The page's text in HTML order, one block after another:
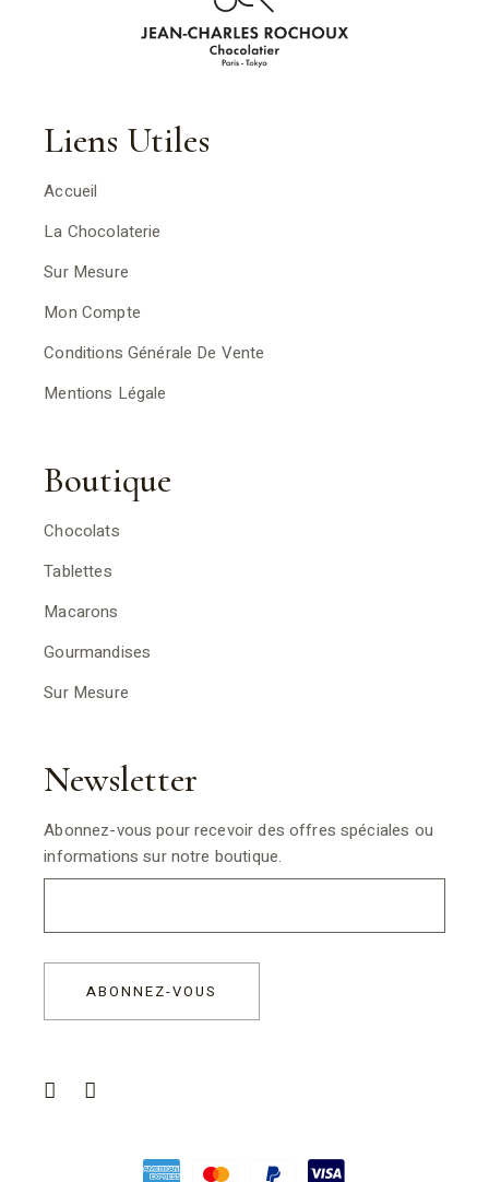
Liens Utiles
Accueil
La Chocolaterie
Sur Mesure
Mon Compte
Conditions Générale De Vente
Mentions Légale
Boutique
Chocolats
Tablettes
Macarons
Gourmandises
Sur Mesure
Newsletter
Abonnez-vous pour recevoir des offres spéciales ou
informations sur notre boutique.